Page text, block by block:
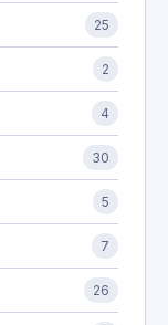
25
2
4
30
5
7
26